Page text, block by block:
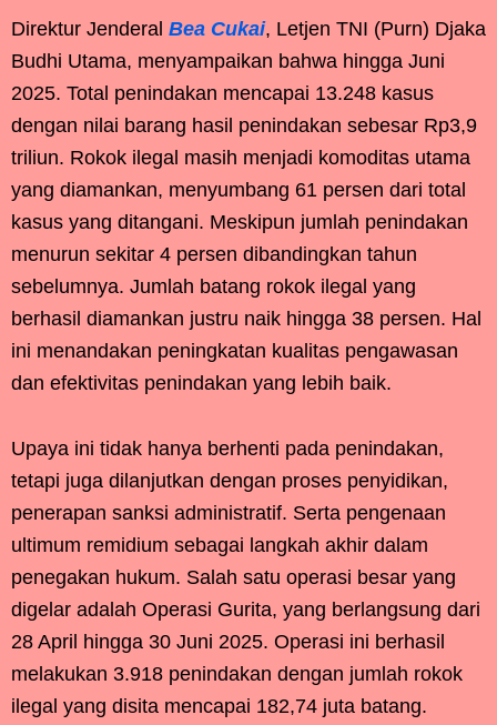
Direktur Jenderal Bea Cukai, Letjen TNI (Purn) Djaka
Budhi Utama, menyampaikan bahwa hingga Juni
2025. Total penindakan mencapai 13.248 kasus
dengan nilai barang hasil penindakan sebesar Rp3,9
triliun. Rokok ilegal masih menjadi komoditas utama
yang diamankan, menyumbang 61 persen dari total
kasus yang ditangani. Meskipun jumlah penindakan
menurun sekitar 4 persen dibandingkan tahun
sebelumnya. Jumlah batang rokok ilegal yang
berhasil diamankan justru naik hingga 38 persen. Hal
ini menandakan peningkatan kualitas pengawasan
dan efektivitas penindakan yang lebih baik.
Upaya ini tidak hanya berhenti pada penindakan,
tetapi juga dilanjutkan dengan proses penyidikan,
penerapan sanksi administratif. Serta pengenaan
ultimum remidium sebagai langkah akhir dalam
penegakan hukum. Salah satu operasi besar yang
digelar adalah Operasi Gurita, yang berlangsung dari
28 April hingga 30 Juni 2025. Operasi ini berhasil
melakukan 3.918 penindakan dengan jumlah rokok
ilegal yang disita mencapai 182,74 juta batang.